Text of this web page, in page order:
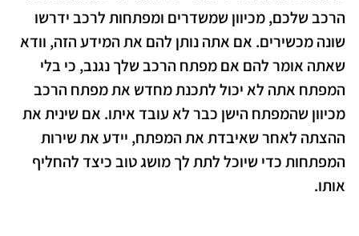
הרכב שלכם, מכיוון שמשדרים ומפתחות לרכב ידרשו
שונה מכשירים. אם אתה נותן להם את המידע הזה, וודא
שאתה אומר להם אם מפתח הרכב שלך נגנב, כי בלי
המפתח אתה לא יכול לתכנת מחדש את מפתח הרכב
מכיוון שהמפתח הישן כבר לא עובד איתו. אם שינית את
ההצתה לאחר שאיבדת את המפתח, יידע את שירות
המפתחות כדי שיוכל לתת לך מושג טוב כיצד להחליף
אותו.